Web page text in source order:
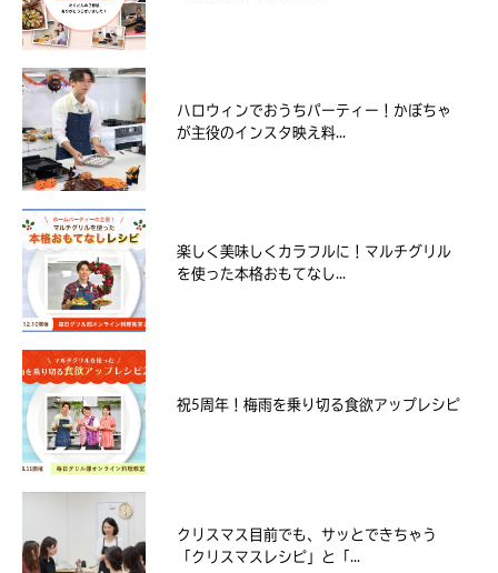
ハロウィンでおうちパーティー！かぼちゃ
が主役のインスタ映え料...
楽しく美味しくカラフルに！マルチグリル
を使った本格おもてなし...
祝5周年！梅雨を乗り切る食欲アップレシピ
クリスマス目前でも、サッとできちゃう
「クリスマスレシピ」と「...